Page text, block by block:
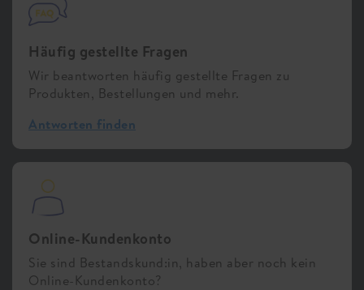
Häufig gestellte Fragen
Wir beantworten häufig gestellte Fragen zu
Produkten, Bestellungen und mehr.
Antworten finden
Online-Kundenkonto
Sie sind Bestandskund:in, haben aber noch kein
Online-Kundenkonto?